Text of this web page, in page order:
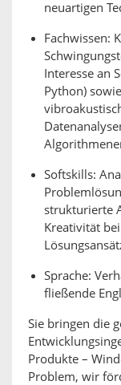
neuartigen
Fachwissen:
Interesse an
Python)
Softskills:
strukturierte
Kreativität
Sprache:
fließende
Sie bringen die
Produkte –
Problem, wir